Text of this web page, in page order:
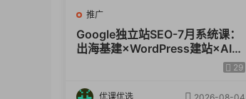
推广
Google独立站SEO-7月系统课：
出海基建×WordPress建站×AI内
容生产×站内外优化×Search Co29
优课优选